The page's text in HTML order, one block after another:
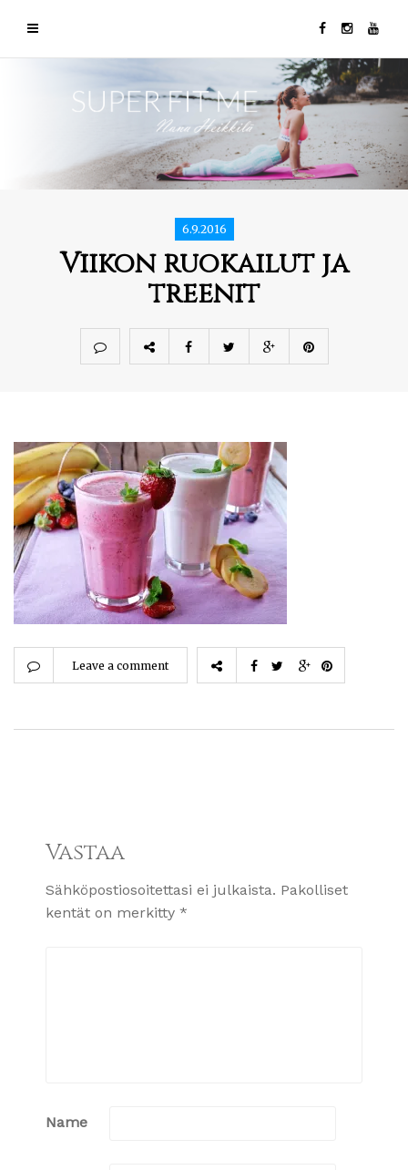
6.9.2016
Viikon ruokailut ja
treenit
Leave a comment
Vastaa
Sähköpostiosoitettasi ei julkaista. Pakolliset
kentät on merkitty *
Name